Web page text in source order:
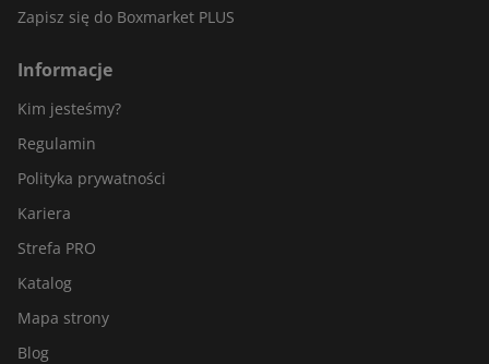
Zapisz się do Boxmarket PLUS
Informacje
Kim jesteśmy?
Regulamin
Polityka prywatności
Kariera
Strefa PRO
Katalog
Mapa strony
Blog